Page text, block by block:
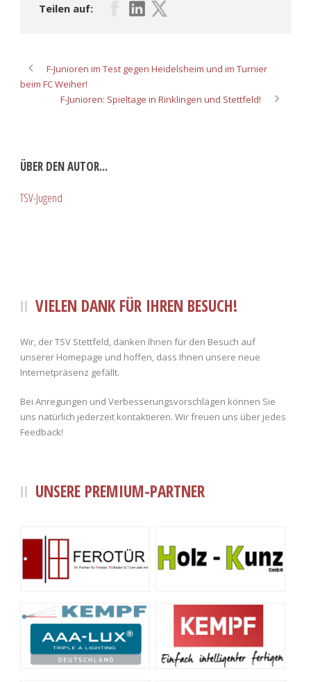
Teilen auf:
F-Junioren im Test gegen Heidelsheim und im Turnier
beim FC Weiher!
F-Junioren: Spieltage in Rinklingen und Stettfeld!
ÜBER DEN AUTOR...
TSV-Jugend
VIELEN DANK FÜR IHREN BESUCH!
Wir, der TSV Stettfeld, danken Ihnen für den Besuch auf
unserer Homepage und hoffen, dass Ihnen unsere neue
Internetpräsenz gefällt.
Bei Anregungen und Verbesserungsvorschlägen können Sie
uns natürlich jederzeit kontaktieren. Wir freuen uns über jedes
Feedback!
UNSERE PREMIUM-PARTNER